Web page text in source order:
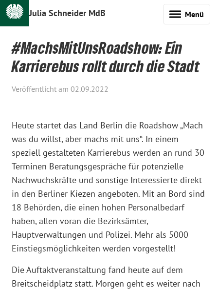
Julia Schneider MdB Menü
#MachsMitUnsRoadshow: Ein
Karrierebus rollt durch die Stadt
Veröffentlicht am 02.09.2022
Heute startet das Land Berlin die Roadshow „Mach
was du willst, aber machs mit uns“. In einem
speziell gestalteten Karrierebus werden an rund 30
Terminen Beratungsgespräche für potenzielle
Nachwuchskräfte und sonstige Interessierte direkt
in den Berliner Kiezen angeboten. Mit an Bord sind
18 Behörden, die einen hohen Personalbedarf
haben, allen voran die Bezirksämter,
Hauptverwaltungen und Polizei. Mehr als 5000
Einstiegsmöglichkeiten werden vorgestellt!
Die Auftaktveranstaltung fand heute auf dem
Breitscheidplatz statt. Morgen geht es weiter nach